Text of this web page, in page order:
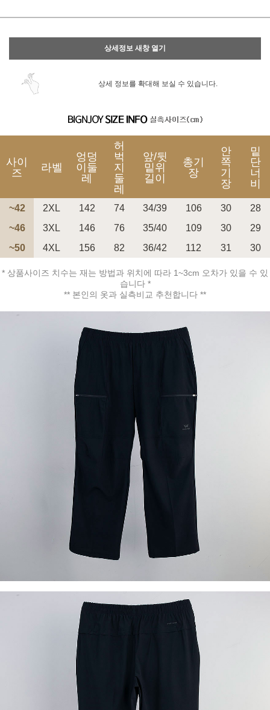
PAYCO 바로구매
상세정보 새창 열기
상세 정보를 확대해 보실 수 있습니다.
사이
즈
라벨
엉덩
이둘
레
허
벅
지
둘
레
앞/뒷
밑위
길이
총기
장
안
쪽
기
장
밑
단
너
비
~42 2XL 142 74 34/39 106 30
28
~46
3XL 146 76 35/40 109 30
29
~50
4XL 156 82 36/42 112 31 30
* 상품사이즈 치수는 재는 방법과 위치에 따라 1~3cm 오차가 있을 수 있
습니다 *
** 본인의 옷과 실측비교 추천합니다 **